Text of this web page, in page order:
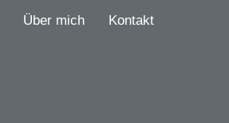
Über mich Kontakt